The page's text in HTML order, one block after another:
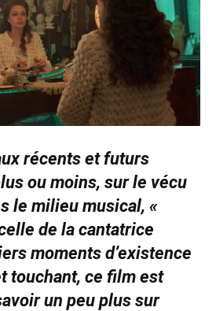
récents et futurs
ou moins, sur le vécu
le milieu musical, «
de la cantatrice
moments d’existence
touchant, ce film est
un peu plus sur